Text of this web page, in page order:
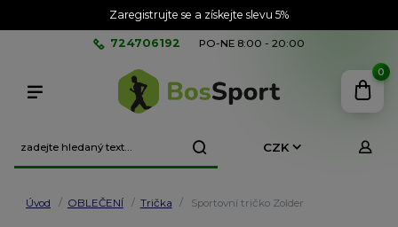
Zaregistrujte se a získejte slevu 5%
CZK
724706192 PO-NE 8:00 - 20:00
0
Úvod OBLEČENÍ Trička Sportovní tričko Zolder